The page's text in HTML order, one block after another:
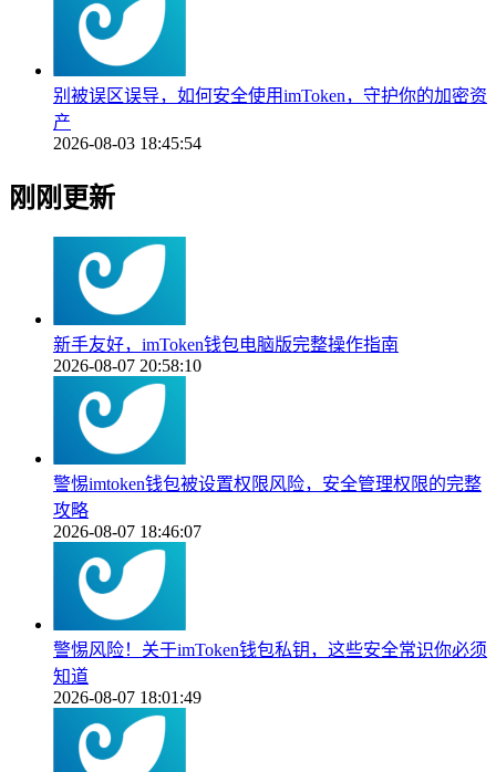
别被误区误导，如何安全使用imToken，守护你的加密资
产
2026-08-03 18:45:54
刚刚更新
新手友好，imToken钱包电脑版完整操作指南
2026-08-07 20:58:10
警惕imtoken钱包被设置权限风险，安全管理权限的完整
攻略
2026-08-07 18:46:07
警惕风险！关于imToken钱包私钥，这些安全常识你必须
知道
2026-08-07 18:01:49